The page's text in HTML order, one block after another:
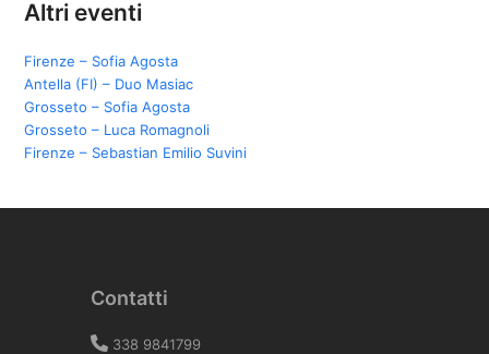
Altri eventi
Firenze – Sofia Agosta
Antella (FI) – Duo Masiac
Grosseto – Sofia Agosta
Grosseto – Luca Romagnoli
Firenze – Sebastian Emilio Suvini
Contatti
338 9841799